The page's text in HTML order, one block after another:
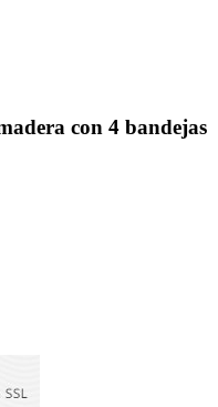
con 4 bandejas